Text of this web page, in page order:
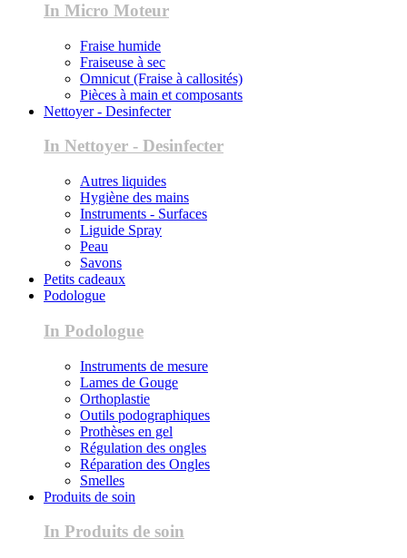
In Micro Moteur
Fraise humide
Fraiseuse à sec
Omnicut (Fraise à callosités)
Pièces à main et composants
Nettoyer - Desinfecter
In Nettoyer - Desinfecter
Autres liquides
Hygiène des mains
Instruments - Surfaces
Liguide Spray
Peau
Savons
Petits cadeaux
Podologue
In Podologue
Instruments de mesure
Lames de Gouge
Orthoplastie
Outils podographiques
Prothèses en gel
Régulation des ongles
Réparation des Ongles
Smelles
Produits de soin
In Produits de soin